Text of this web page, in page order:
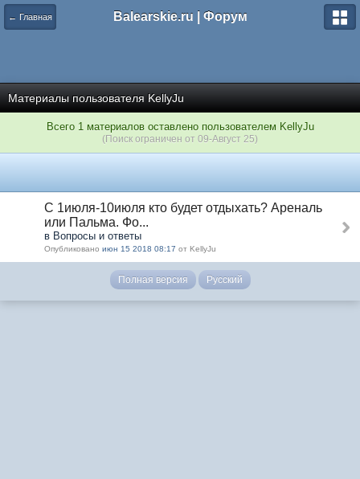
← Главная Balearskie.ru | Форум
Материалы пользователя KellyJu
Всего 1 материалов оставлено пользователем KellyJu
(Поиск ограничен от 09-Август 25)
С 1июля-10июля кто будет отдыхать? Ареналь
или Пальма. Фо...
в Вопросы и ответы
Опубликовано июн 15 2018 08:17 от KellyJu
Полная версия Русский